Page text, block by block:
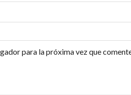
para la próxima vez que